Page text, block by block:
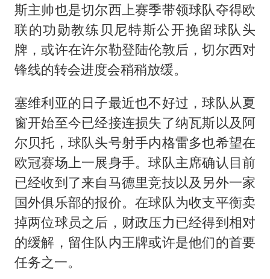
斯主帅也是切尔西上赛季带领球队夺得欧
联的功勋教练贝尼特斯公开挽留球队头
牌，或许在许尔勒登陆伦敦后，切尔西对
锋线的转会进度会稍稍放缓。
塞维利亚的日子最近也不好过，球队从夏
窗开始至今已经接连损失了纳瓦斯以及阿
尔贝托，球队头号射手内格雷多也希望在
欧冠赛场上一展身手。球队主席确认目前
已经收到了来自马德里竞技以及另外一家
国外俱乐部的报价。在球队为收支平衡卖
掉两位球员之后，财政压力已经得到相对
的缓解，留住队内王牌或许是他们的首要
任务之一。